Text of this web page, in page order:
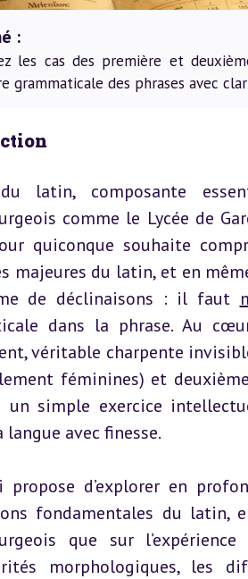
:
les cas des première et
grammaticale des phrases avec
du latin, composante
comme le Lycée de
quiconque souhaite
majeures du latin, et en
de déclinaisons : il faut
dans la phrase. Au
véritable charpente
féminines) et
un simple exercice
langue avec finesse.
propose d’explorer en
fondamentales du latin,
que sur
morphologiques, les